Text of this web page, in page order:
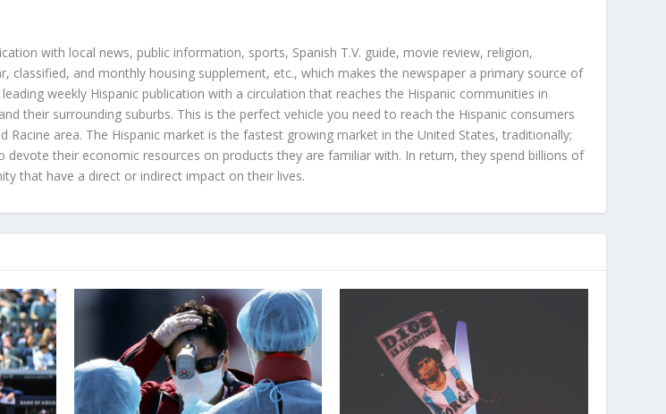
with local news, public information, sports, Spanish T.V. guide, movie review, religion,
classified, and monthly housing supplement, etc., which makes the newspaper a primary source of
weekly Hispanic publication with a circulation that reaches the Hispanic communities in
their surrounding suburbs. This is the perfect vehicle you need to reach the Hispanic consumers
Racine area. The Hispanic market is the fastest growing market in the United States, traditionally;
devote their economic resources on products they are familiar with. In return, they spend billions of
that have a direct or indirect impact on their lives.